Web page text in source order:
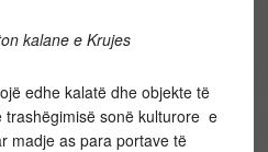
kalane e Krujes
edhe kalatë dhe objekte të
trashëgimisë sonë kulturore e
madje as para portave të